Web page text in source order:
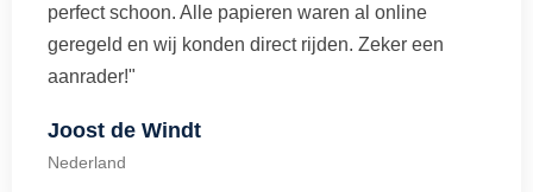
perfect schoon. Alle papieren waren al online
geregeld en wij konden direct rijden. Zeker een
aanrader!"
Joost de Windt
Nederland